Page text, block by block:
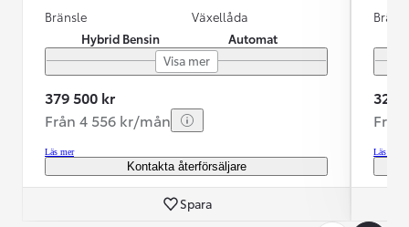
Bränsle
Hybrid Bensin
Växellåda
Automat
Visa mer
379 500 kr
Från 4 556 kr/mån
Läs mer
Kontakta återförsäljare
Spara
324
Läs mer